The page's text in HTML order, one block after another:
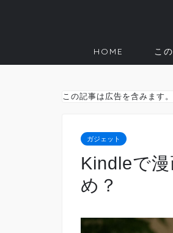
HOME こ
この記事は広告を含みます。
ガジェット
Kindleで
め？